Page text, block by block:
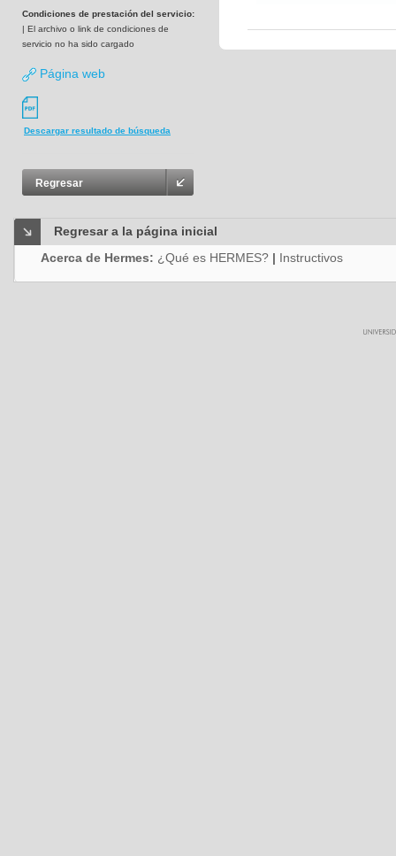
Condiciones de prestación del servicio:
| El archivo o link de condiciones de
servicio no ha sido cargado
Página web
Descargar resultado de búsqueda
Regresar
Regresar a la página inicial
Acerca de Hermes: ¿Qué es HERMES? | Instructivos